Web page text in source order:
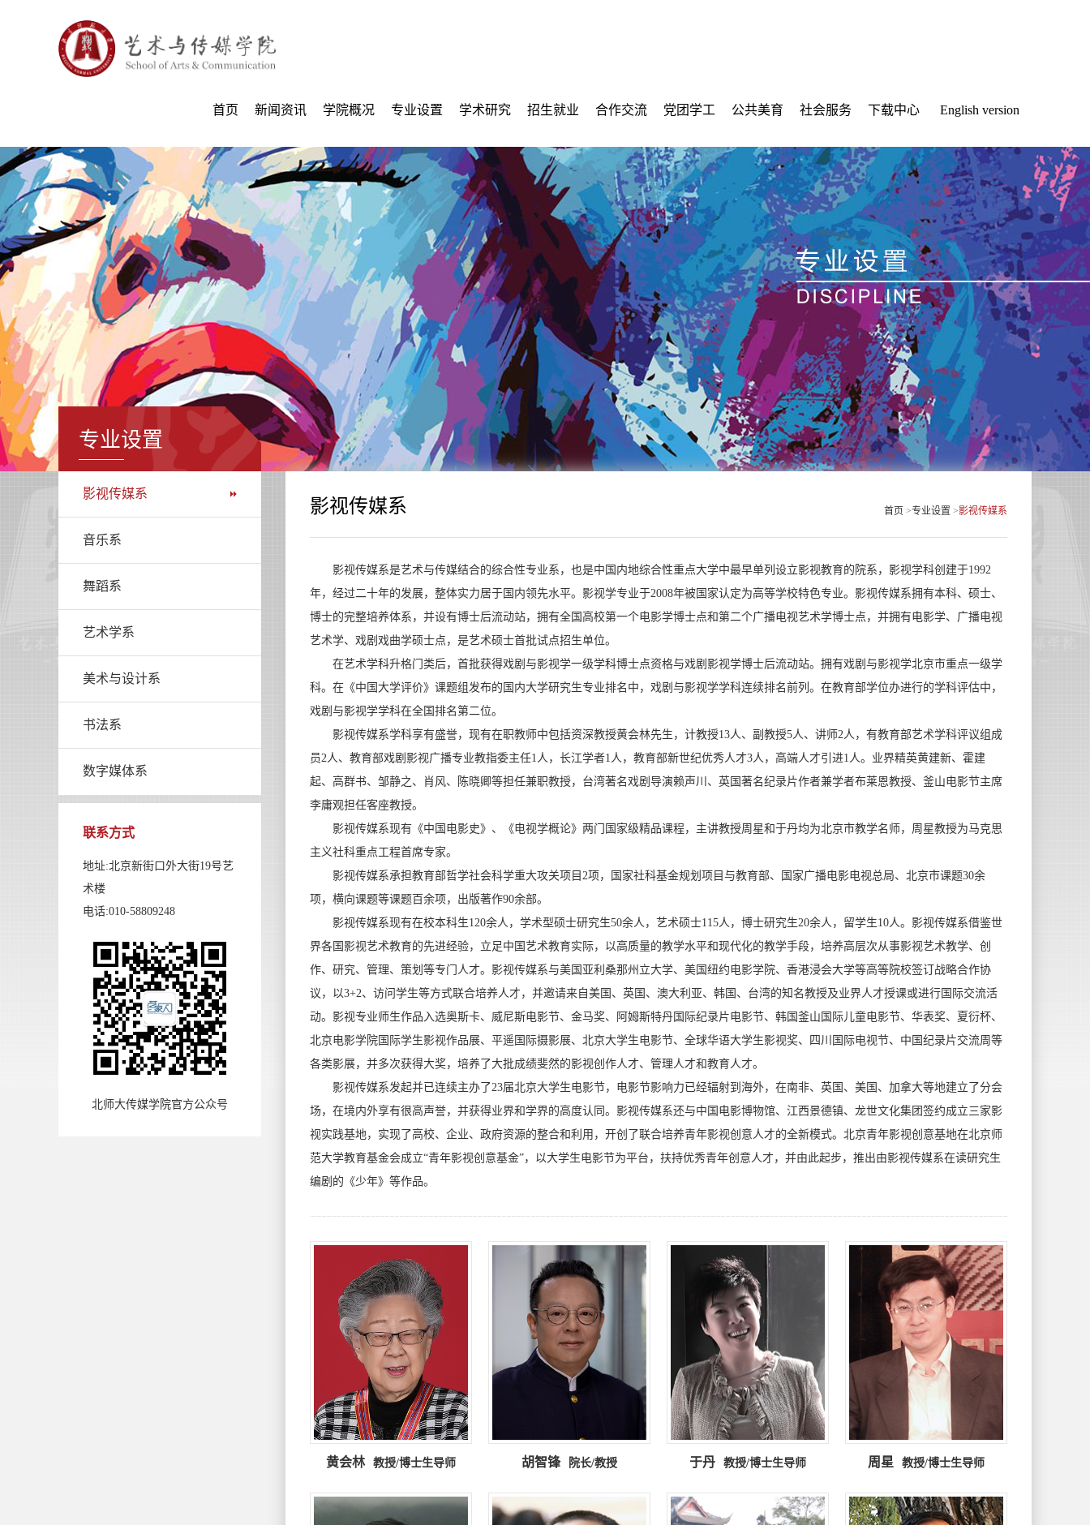
首页 新闻资讯 学院概况 专业设置 学术研究 招生就业 合作交流 党团学工 公共美育 社会服务 下载中心 English version
专业设置
影视传媒系
音乐系
舞蹈系
艺术学系
美术与设计系
书法系
数字媒体系
联系方式
地址:北京新街口外大街19号艺
术楼
电话:010-58809248
北师大传媒学院官方公众号
影视传媒系 首页 >专业设置 >影视传媒系
影视传媒系是艺术与传媒结合的综合性专业系，也是中国内地综合性重点大学中最早单列设立影视教育的院系，影视学科创建于1992
年，经过二十年的发展，整体实力居于国内领先水平。影视学专业于2008年被国家认定为高等学校特色专业。影视传媒系拥有本科、硕士、
博士的完整培养体系，并设有博士后流动站，拥有全国高校第一个电影学博士点和第二个广播电视艺术学博士点，并拥有电影学、广播电视
艺术学、戏剧戏曲学硕士点，是艺术硕士首批试点招生单位。
在艺术学科升格门类后，首批获得戏剧与影视学一级学科博士点资格与戏剧影视学博士后流动站。拥有戏剧与影视学北京市重点一级学
科。在《中国大学评价》课题组发布的国内大学研究生专业排名中，戏剧与影视学学科连续排名前列。在教育部学位办进行的学科评估中，
戏剧与影视学学科在全国排名第二位。
影视传媒系学科享有盛誉，现有在职教师中包括资深教授黄会林先生，计教授13人、副教授5人、讲师2人，有教育部艺术学科评议组成
员2人、教育部戏剧影视广播专业教指委主任1人，长江学者1人，教育部新世纪优秀人才3人，高端人才引进1人。业界精英黄建新、霍建
起、高群书、邹静之、肖风、陈晓卿等担任兼职教授，台湾著名戏剧导演赖声川、英国著名纪录片作者兼学者布莱恩教授、釜山电影节主席
李庸观担任客座教授。
影视传媒系现有《中国电影史》、《电视学概论》两门国家级精品课程，主讲教授周星和于丹均为北京市教学名师，周星教授为马克思
主义社科重点工程首席专家。
影视传媒系承担教育部哲学社会科学重大攻关项目2项，国家社科基金规划项目与教育部、国家广播电影电视总局、北京市课题30余
项，横向课题等课题百余项，出版著作90余部。
影视传媒系现有在校本科生120余人，学术型硕士研究生50余人，艺术硕士115人，博士研究生20余人，留学生10人。影视传媒系借鉴世
界各国影视艺术教育的先进经验，立足中国艺术教育实际，以高质量的教学水平和现代化的教学手段，培养高层次从事影视艺术教学、创
作、研究、管理、策划等专门人才。影视传媒系与美国亚利桑那州立大学、美国纽约电影学院、香港浸会大学等高等院校签订战略合作协
议，以3+2、访问学生等方式联合培养人才，并邀请来自美国、英国、澳大利亚、韩国、台湾的知名教授及业界人才授课或进行国际交流活
动。影视专业师生作品入选奥斯卡、威尼斯电影节、金马奖、阿姆斯特丹国际纪录片电影节、韩国釜山国际儿童电影节、华表奖、夏衍杯、
北京电影学院国际学生影视作品展、平遥国际摄影展、北京大学生电影节、全球华语大学生影视奖、四川国际电视节、中国纪录片交流周等
各类影展，并多次获得大奖，培养了大批成绩斐然的影视创作人才、管理人才和教育人才。
影视传媒系发起并已连续主办了23届北京大学生电影节，电影节影响力已经辐射到海外，在南非、英国、美国、加拿大等地建立了分会
场，在境内外享有很高声誉，并获得业界和学界的高度认同。影视传媒系还与中国电影博物馆、江西景德镇、龙世文化集团签约成立三家影
视实践基地，实现了高校、企业、政府资源的整合和利用，开创了联合培养青年影视创意人才的全新模式。北京青年影视创意基地在北京师
范大学教育基金会成立“青年影视创意基金”，以大学生电影节为平台，扶持优秀青年创意人才，并由此起步，推出由影视传媒系在读研究生
编剧的《少年》等作品。
黄会林 教授/博士生导师 胡智锋 院长/教授 于丹 教授/博士生导师 周星 教授/博士生导师